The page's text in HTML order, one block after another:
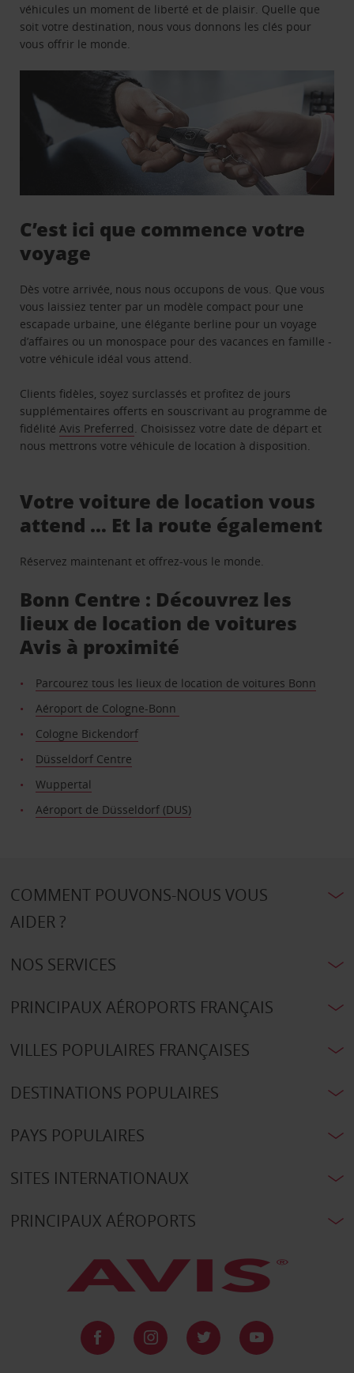
véhicules un moment de liberté et de plaisir. Quelle que
soit votre destination, nous vous donnons les clés pour
vous offrir le monde.
C’est ici que commence votre
voyage
Dès votre arrivée, nous nous occupons de vous. Que vous
vous laissiez tenter par un modèle compact pour une
escapade urbaine, une élégante berline pour un voyage
d’affaires ou un monospace pour des vacances en famille -
votre véhicule idéal vous attend.
Clients fidèles, soyez surclassés et profitez de jours
supplémentaires offerts en souscrivant au programme de
fidélitéAvis Preferred. Choisissez votre date de départ et
nous mettrons votre véhicule de location à disposition.
Votre voiture de location vous
attend … Et la route également
Réservez maintenant et offrez-vous le monde.
Bonn Centre : Découvrez les
lieux de location de voitures
Avis à proximité
Parcourez tous les lieux de location de voitures Bonn
Aéroport de Cologne-Bonn
Cologne Bickendorf
Düsseldorf Centre
Wuppertal
Aéroport de Düsseldorf (DUS)
COMMENT POUVONS-NOUS VOUS
AIDER ?
NOS SERVICES
PRINCIPAUX AÉROPORTS FRANÇAIS
VILLES POPULAIRES FRANÇAISES
DESTINATIONS POPULAIRES
PAYS POPULAIRES
SITES INTERNATIONAUX
PRINCIPAUX AÉROPORTS